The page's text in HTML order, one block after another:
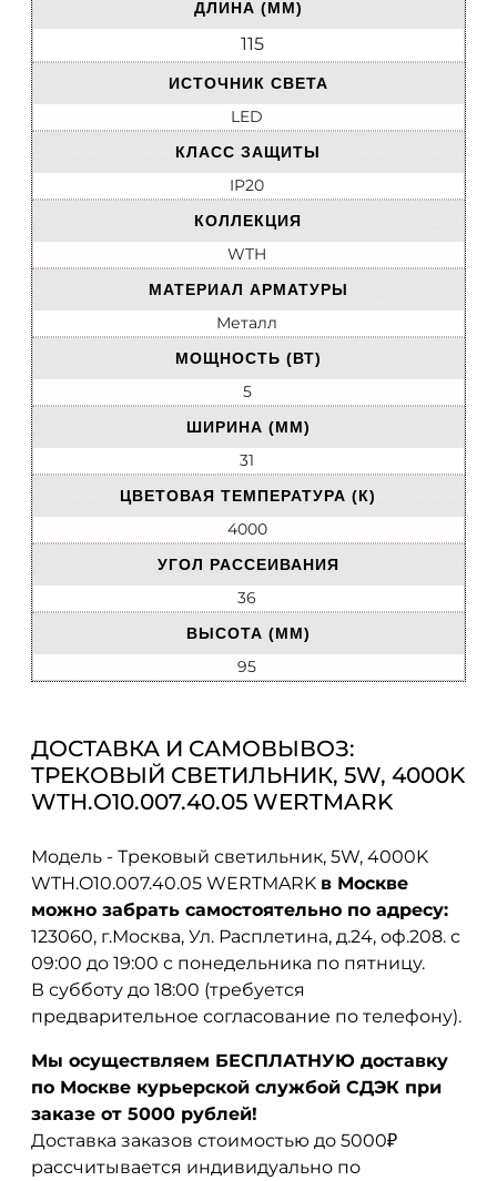
ДЛИНА (ММ)
115
ИСТОЧНИК СВЕТА
LED
КЛАСС ЗАЩИТЫ
IP20
КОЛЛЕКЦИЯ
WTH
МАТЕРИАЛ АРМАТУРЫ
Металл
МОЩНОСТЬ (ВТ)
5
ШИРИНА (ММ)
31
ЦВЕТОВАЯ ТЕМПЕРАТУРА (К)
4000
УГОЛ РАССЕИВАНИЯ
36
ВЫСОТА (ММ)
95
ДОСТАВКА И САМОВЫВОЗ:
ТРЕКОВЫЙ СВЕТИЛЬНИК, 5W, 4000K
WTH.O10.007.40.05 WERTMARK
Модель - Трековый светильник, 5W, 4000K
WTH.O10.007.40.05 WERTMARK в Москве
можно забрать самостоятельно по адресу:
123060, г.Москва, Ул. Расплетина, д.24, оф.208. с
09:00 до 19:00 с понедельника по пятницу.
В субботу до 18:00 (требуется
предварительное согласование по телефону).
Мы осуществляем БЕСПЛАТНУЮ доставку
по Москве курьерской службой СДЭК при
заказе от 5000 рублей!
Доставка заказов стоимостью до 5000₽
рассчитывается индивидуально по